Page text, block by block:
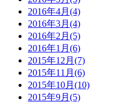
2016年4月(4)
2016年3月(4)
2016年2月(5)
2016年1月(6)
2015年12月(7)
2015年11月(6)
2015年10月(10)
2015年9月(5)